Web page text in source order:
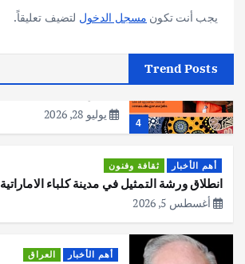
يجب أنت تكون مسجل الدخول لتضيف تعليقاً.
Trend Posts
4
يوليو 28, 2026
أهم الأخبار ثقافة وفنون
انطلاق ورشة التمثيل في مدينة كلباء الاماراتية
أغسطس 5, 2026
أهم الأخبار العراق